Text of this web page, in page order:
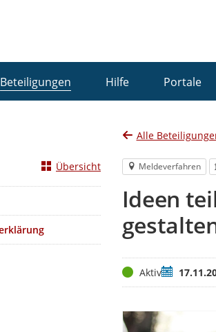
Beteiligungen Hilfe Portale
Alle
Meldeverfahren
Ideen
StatusAktivZeitraum
Übersicht